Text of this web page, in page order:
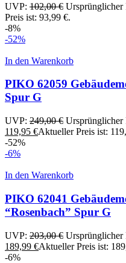
UVP: 102,00€ Ursprünglicher
Preis ist: 93,99 €.
-8%
-52%
In den Warenkorb
PIKO 62059
Spur G
UVP: 249,00€ Ursprünglicher
119,95 €Aktueller Preis ist:
-52%
-6%
In den Warenkorb
PIKO 62041
“Rosenbach” Spur G
UVP: 203,00€ Ursprünglicher
189,99 €Aktueller Preis ist:
-6%